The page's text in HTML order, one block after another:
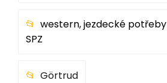
western, jezdecké potřeby
SPZ
Görtrud